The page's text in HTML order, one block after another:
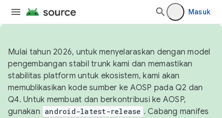
Masuk
Mulai tahun 2026, untuk menyelaraskan dengan model
pengembangan stabil trunk kami dan memastikan
stabilitas platform untuk ekosistem, kami akan
memublikasikan kode sumber ke AOSP pada Q2 dan
Q4. Untuk membuat dan berkontribusi ke AOSP,
gunakan android-latest-release . Cabang manifes